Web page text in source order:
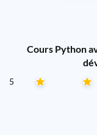
Cours Python
5